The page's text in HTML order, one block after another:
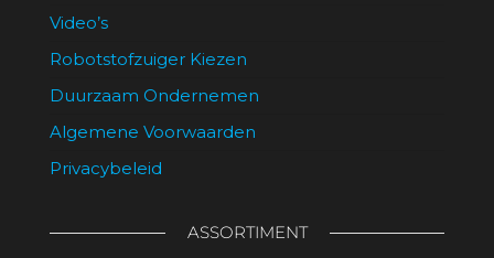
Video’s
Robotstofzuiger Kiezen
Duurzaam Ondernemen
Algemene Voorwaarden
Privacybeleid
ASSORTIMENT